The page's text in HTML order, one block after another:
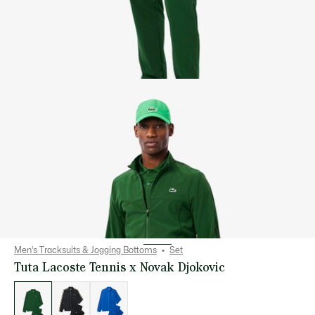
Men's Tracksuits & Jogging Bottoms Set
Tuta Lacoste Tennis x Novak Djokovic
delle
varianti